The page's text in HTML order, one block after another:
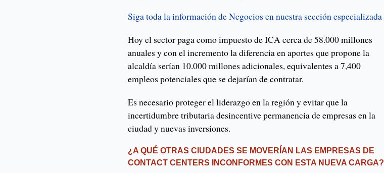
Siga toda la información de Negocios en nuestra sección especializada
Hoy el sector paga como impuesto de ICA cerca de 58.000 millones
anuales y con el incremento la diferencia en aportes que propone la
alcaldía serían 10.000 millones adicionales, equivalentes a 7,400
empleos potenciales que se dejarían de contratar.
Es necesario proteger el liderazgo en la región y evitar que la
incertidumbre tributaria desincentive permanencia de empresas en la
ciudad y nuevas inversiones.
¿A QUÉ OTRAS CIUDADES SE MOVERÍAN LAS EMPRESAS DE
CONTACT CENTERS INCONFORMES CON ESTA NUEVA CARGA?